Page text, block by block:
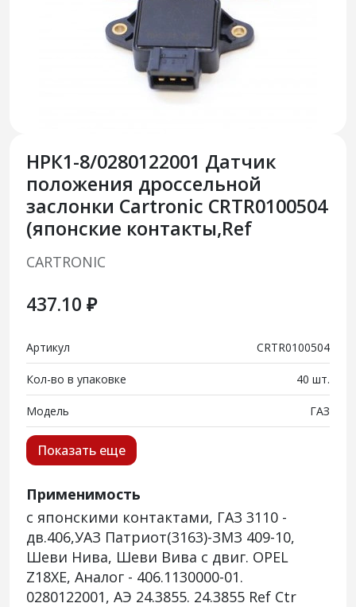
НРК1-8/0280122001 Датчик
положения дроссельной
заслонки Cartronic CRTR0100504
(японские контакты,Ref
CARTRONIC
437.10 ₽
Артикул CRTR0100504
Кол-во в упаковке 40 шт.
Модель ГАЗ
Показать еще
Применимость
с японскими контактами, ГАЗ 3110 -
дв.406,УАЗ Патриот(3163)-ЗМЗ 409-10,
Шеви Нива, Шеви Вива c двиг. OPEL
Z18XE, Аналог - 406.1130000-01.
0280122001, АЭ 24.3855. 24.3855 Ref Ctr